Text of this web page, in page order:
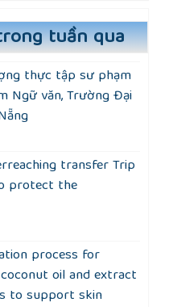
tuần qua
thực tập sư phạm
Ngữ văn, Trường Đại
transfer Trip
protect the
process for
oil and extract
to support skin